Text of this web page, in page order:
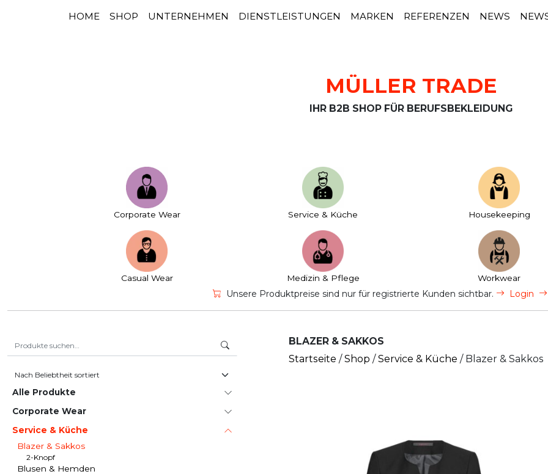
HAUPTNAVIGATION
HOME SHOP UNTERNEHMEN DIENSTLEISTUNGEN MARKEN REFERENZEN NEWS
MÜLLER TRADE
IHR B2B SHOP FÜR BERUFSBEKLEIDUNG
Corporate Wear Service & Küche House­keeping
Casual Wear Medizin & Pflege Workwear
Unsere Produktpreise sind nur für registrierte Kunden sichtbar. Login
Alle Produkte
Corporate Wear
Service & Küche
Blazer & Sakkos
2-Knopf
Blusen & Hemden
BLAZER & SAKKOS
Startseite /Shop /Service & Küche / Blazer & Sakkos